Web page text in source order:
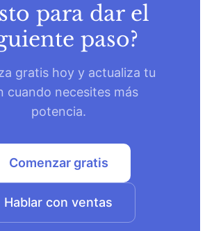
para dar el
paso?
gratis hoy y actualiza tu
cuando necesites más
potencia.
Comenzar gratis
Hablar con ventas